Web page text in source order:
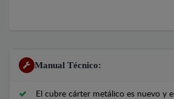
Manual Técnico:
El cubre cárter metálico es nuevo y